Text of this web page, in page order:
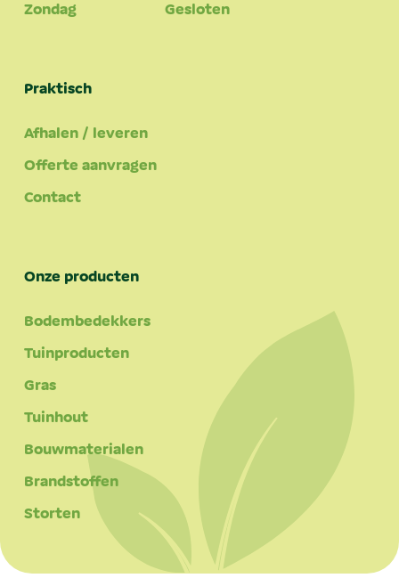
Zondag
Gesloten
Praktisch
Afhalen / leveren
Offerte aanvragen
Contact
Onze producten
Bodembedekkers
Tuinproducten
Gras
Tuinhout
Bouwmaterialen
Brandstoffen
Storten